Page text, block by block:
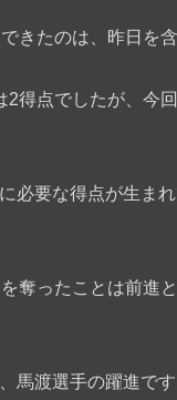
きたのは、昨日を含
2得点でしたが、今
必要な得点が生ま
奪ったことは前進
馬渡選手の躍進です